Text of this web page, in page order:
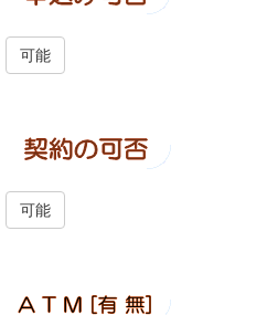
可能
可能